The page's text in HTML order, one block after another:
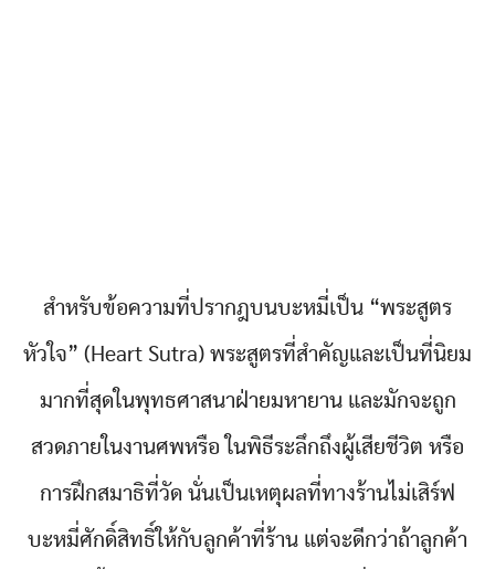
สำหรับข้อความที่ปรากฎบนบะหมี่เป็น “พระสูตร
หัวใจ” (Heart Sutra) พระสูตรที่สำคัญและเป็นที่นิยม
มากที่สุดในพุทธศาสนาฝ่ายมหายาน และมักจะถูก
สวดภายในงานศพหรือ ในพิธีระลึกถึงผู้เสียชีวิต หรือ
การฝึกสมาธิที่วัด นั่นเป็นเหตุผลที่ทางร้านไม่เสิร์ฟ
บะหมี่ศักดิ์สิทธิ์ให้กับลูกค้าที่ร้าน แต่จะดีกว่าถ้าลูกค้า